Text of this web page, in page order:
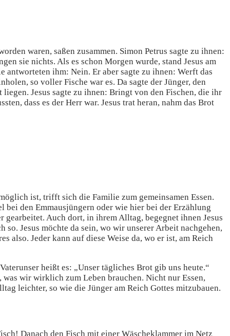
waren, saßen zusammen. Simon Petrus sagte zu ihnen:
sie nichts. Als es schon Morgen wurde, stand Jesus am
antworteten ihm: Nein. Er aber sagte zu ihnen: Werft das
so voller Fische war es. Da sagte der Jünger, den
Jesus sagte zu ihnen: Bringt von den Fischen, die ihr
dass es der Herr war. Jesus trat heran, nahm das Brot
ist, trifft sich die Familie zum gemeinsamen Essen.
den Emmausjüngern oder wie hier bei der Erzählung
gearbeitet. Auch dort, in ihrem Alltag, begegnet ihnen Jesus
Jesus möchte da sein, wo wir unserer Arbeit nachgehen,
also. Jeder kann auf diese Weise da, wo er ist, am Reich
heißt es: „Unser tägliches Brot gib uns heute.“
was wir wirklich zum Leben brauchen. Nicht nur Essen,
leichter, so wie die Jünger am Reich Gottes mitzubauen.
Danach den Fisch mit einer Wäscheklammer im Netz